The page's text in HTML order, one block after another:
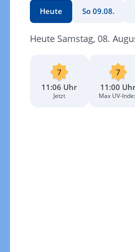
Heute So 09.08.
Heute Samstag, 08.
11:06 Uhr
Jetzt
11:00
Max UV-